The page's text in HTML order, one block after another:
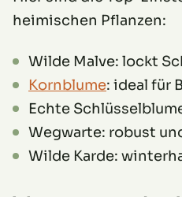
heimischen Pflanzen:
Wilde Malve: lockt
Kornblume: ideal für
Echte
Wegwarte: robust
Wilde Karde: